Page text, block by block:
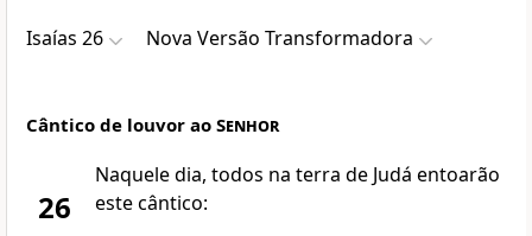
Isaías 26 Nova Versão Transformadora
Cântico de louvor ao Senhor
26
Naquele dia, todos na terra de Judá entoarão
este cântico: